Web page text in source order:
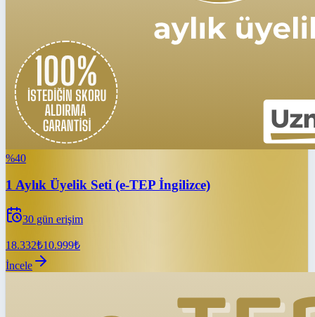
%40
1 Aylık Üyelik Seti (e-TEP İngilizce)
30 gün erişim
18.332₺10.999₺
İncele